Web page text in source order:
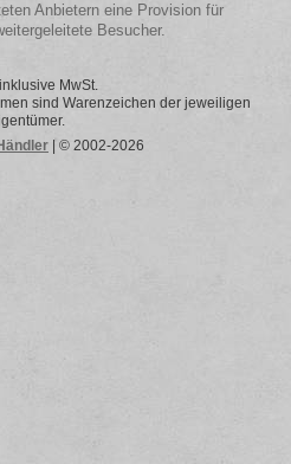
Anbietern eine Provision für
Besucher.
MwSt.
sind Warenzeichen der jeweiligen
| © 2002-2026